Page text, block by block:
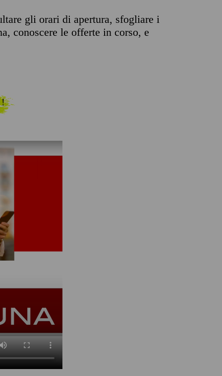
gli orari di apertura, sfogliare i
conoscere le offerte in corso, e
!